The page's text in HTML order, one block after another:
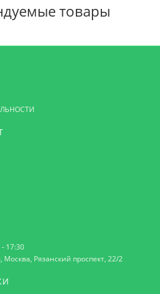
товары
17:30
Рязанский проспект, 22/2